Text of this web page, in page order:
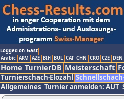
Logged on: Gast
Arabic ARM AZE BIH BUL CAT CHN CRO CZE DEN
Home TurnierDB Meisterschaft
Turnierschach-Elozahl
Allgemeines Turnier anmelden: AUT